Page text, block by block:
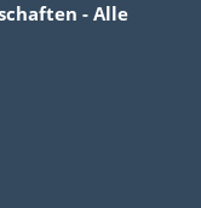
- Alle